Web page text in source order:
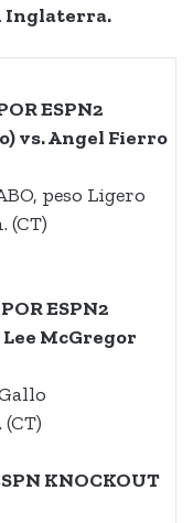
Inglaterra.
ESPN2
vs. Angel Fierro
peso Ligero
(CT)
ESPN2
Lee McGregor
(CT)
KNOCKOUT